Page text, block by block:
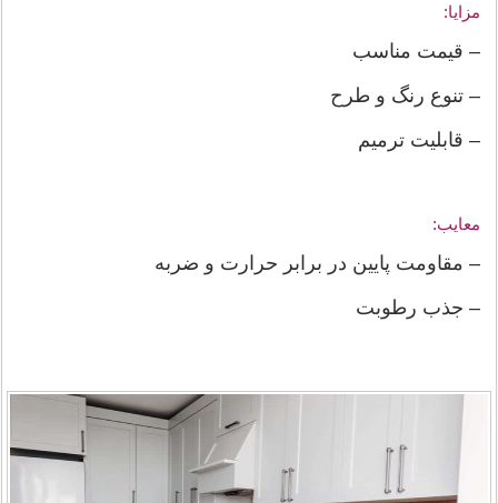
مزایا:
– قیمت مناسب
– تنوع رنگ و طرح
– قابلیت ترمیم
معایب:
– مقاومت پایین در برابر حرارت و ضربه
– جذب رطوبت